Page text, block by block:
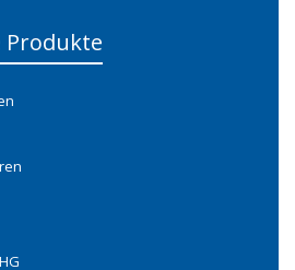
Produkte